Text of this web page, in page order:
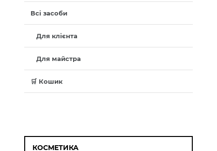
Всі засоби
Для клієнта
Для майстра
🛒 Кошик
КОСМЕТИКА